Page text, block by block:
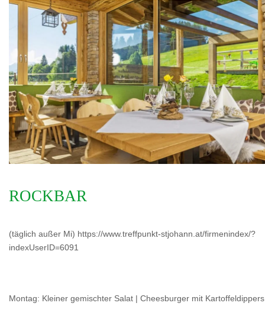
ROCKBAR
(täglich außer Mi) https://www.treffpunkt-stjohann.at/firmenindex/?
indexUserID=6091
Montag: Kleiner gemischter Salat | Cheesburger mit Kartoffeldippers